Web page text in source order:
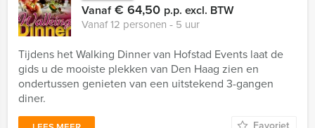
Vanaf€ 64,50 p.p. excl. BTW
Vanaf 12 personen ‐ 5 uur
Tijdens het Walking Dinner van Hofstad Events laat de
gids u de mooiste plekken van Den Haag zien en
ondertussen genieten van een uitstekend 3-gangen
diner.